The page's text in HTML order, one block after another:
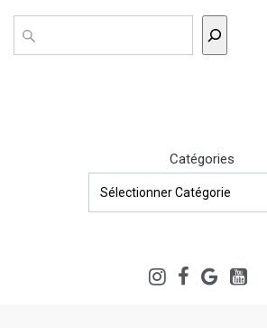
Rechercher
Catégories